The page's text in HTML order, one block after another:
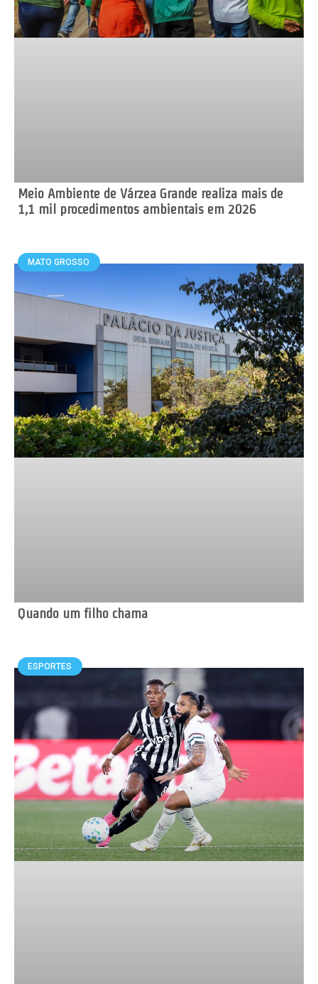
Meio Ambiente de Várzea Grande realiza mais de
1,1 mil procedimentos ambientais em 2026
MATO GROSSO
Quando um filho chama
ESPORTES